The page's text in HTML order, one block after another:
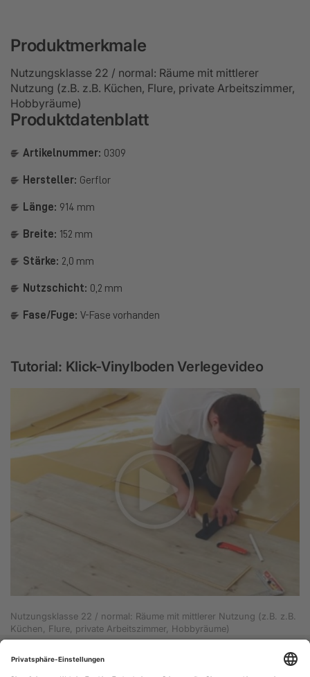
Produktmerkmale
Nutzungsklasse 22 / normal: Räume mit mittlerer
Nutzung (z.B. z.B. Küchen, Flure, private Arbeitszimmer,
Hobbyräume)
Produktdatenblatt
Artikelnummer: 0309
Hersteller: Gerflor
Länge: 914 mm
Breite: 152 mm
Stärke: 2,0 mm
Nutzschicht: 0,2 mm
Fase/Fuge: V-Fase vorhanden
Tutorial: Klick-Vinylboden Verlegevideo
Nutzungsklasse 22 / normal: Räume mit mittlerer Nutzung (z.B. z.B.
Küchen, Flure, private Arbeitszimmer, Hobbyräume)
Vinyl-24.de